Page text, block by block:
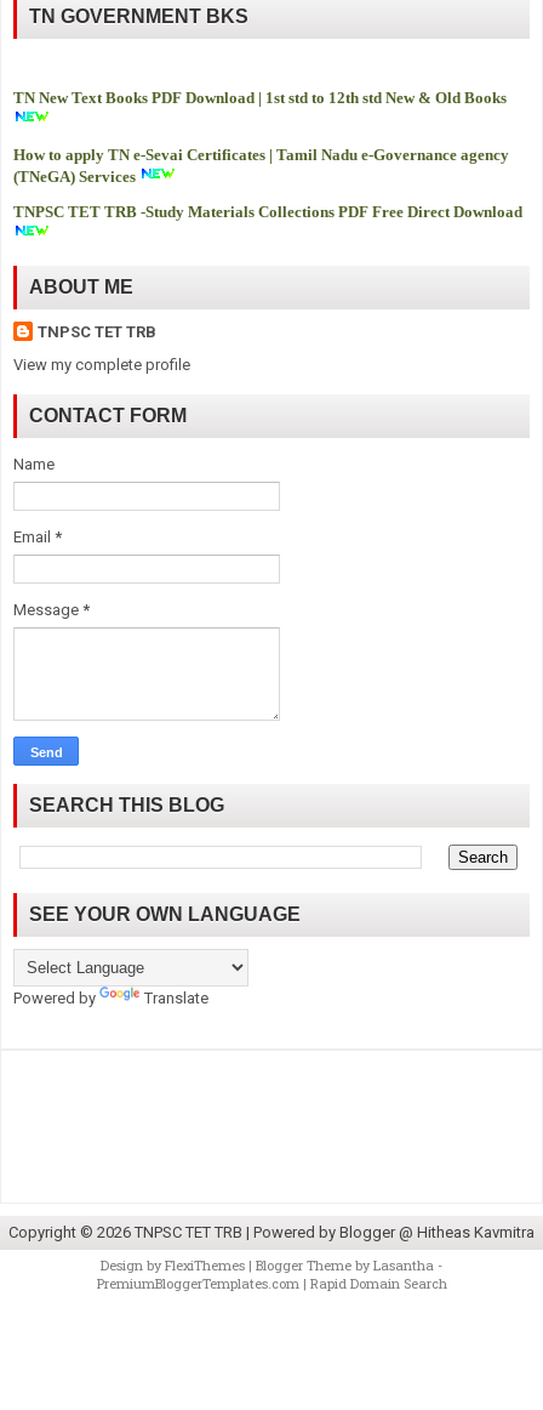
TN GOVERNMENT BKS
TN New Text Books PDF Download | 1st std to 12th std New & Old Books
How to apply TN e-Sevai Certificates | Tamil Nadu e-Governance agency
(TNeGA) Services
TNPSC TET TRB -Study Materials Collections PDF Free Direct Download
ABOUT ME
TNPSC TET TRB
View my complete profile
CONTACT FORM
Name
Email *
Message *
SEARCH THIS BLOG
SEE YOUR OWN LANGUAGE
Powered by Translate
Copyright © 2026TNPSC TET TRB | Powered by Blogger @ Hitheas Kavmitra
Design byFlexiThemes | Blogger Theme byLasantha -
PremiumBloggerTemplates.com | Rapid Domain Search